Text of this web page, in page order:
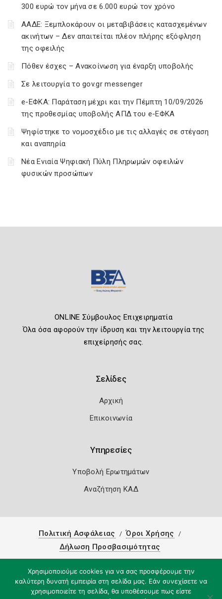
300 ευρώ τον μήνα σε 6.000 ευρώ τον χρόνο
ΑΑΔΕ: Ξεμπλοκάρουν οι μεταβιβάσεις κατασχεμένων
ακινήτων – Δεν απαιτείται πλέον πλήρης εξόφληση
της οφειλής
Πόθεν έσχες – Ανακοίνωση για έναρξη υποβολής
Σε λειτουργία το gov.gr messenger
e-ΕΦΚΑ: Παράταση μέχρι και την Πέμπτη 10/09/2026
της προθεσμίας υποβολής ΑΠΔ του e-ΕΦΚΑ
Ψηφίστηκε το νομοσχέδιο με τις αλλαγές σε στέγαση
και αναπηρία
Νέα Ενιαία Ψηφιακή Πύλη Πληρωμών οφειλών
φυσικών προσώπων
ONLINE Σύμβουλος Επιχειρηματία
Όλα όσα αφορούν την ίδρυση και την λειτουργία της
επιχείρησής σας.
Σελίδες
Αρχική
Επικοινωνία
Υπηρεσίες
Υποβολή Ερωτημάτων
Αναζήτηση ΚΑΔ
Πολιτική Ασφάλειας
Όροι Χρήσης
Δήλωση Προσβασιμότητας
Χρησιμοποιούμε cookies για να σας προσφέρουμε την
καλύτερη δυνατή εμπειρία στη σελίδα μας. Εάν συνεχίσετε να
χρησιμοποιείτε τη σελίδα, θα υποθέσουμε πως είστε